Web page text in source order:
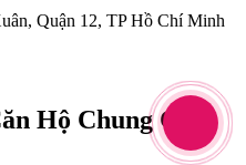
Quận 12, TP Hồ Chí Minh
Hộ Chung Cư